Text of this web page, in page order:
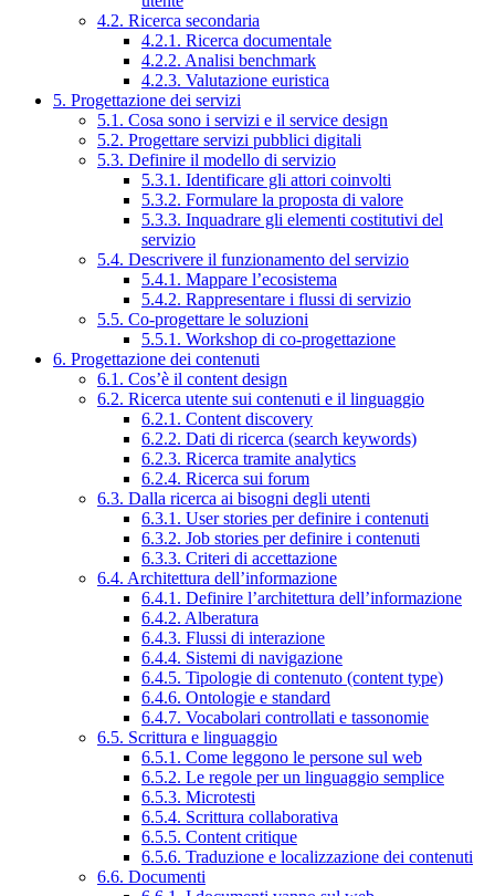
4.2. Ricerca secondaria
4.2.1. Ricerca documentale
4.2.2. Analisi benchmark
4.2.3. Valutazione euristica
5. Progettazione dei servizi
5.1. Cosa sono i servizi e il service design
5.2. Progettare servizi pubblici digitali
5.3. Definire il modello di servizio
5.3.1. Identificare gli attori coinvolti
5.3.2. Formulare la proposta di valore
5.3.3. Inquadrare gli elementi costitutivi del
servizio
5.4. Descrivere il funzionamento del servizio
5.4.1. Mappare l’ecosistema
5.4.2. Rappresentare i flussi di servizio
5.5. Co-progettare le soluzioni
5.5.1. Workshop di co-progettazione
6. Progettazione dei contenuti
6.1. Cos’è il content design
6.2. Ricerca utente sui contenuti e il linguaggio
6.2.1. Content discovery
6.2.2. Dati di ricerca (search keywords)
6.2.3. Ricerca tramite analytics
6.2.4. Ricerca sui forum
6.3. Dalla ricerca ai bisogni degli utenti
6.3.1. User stories per definire i contenuti
6.3.2. Job stories per definire i contenuti
6.3.3. Criteri di accettazione
6.4. Architettura dell’informazione
6.4.1. Definire l’architettura dell’informazione
6.4.2. Alberatura
6.4.3. Flussi di interazione
6.4.4. Sistemi di navigazione
6.4.5. Tipologie di contenuto (content type)
6.4.6. Ontologie e standard
6.4.7. Vocabolari controllati e tassonomie
6.5. Scrittura e linguaggio
6.5.1. Come leggono le persone sul web
6.5.2. Le regole per un linguaggio semplice
6.5.3. Microtesti
6.5.4. Scrittura collaborativa
6.5.5. Content critique
6.5.6. Traduzione e localizzazione dei contenuti
6.6. Documenti